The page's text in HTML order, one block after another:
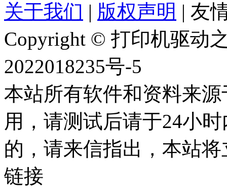
关于我们 | 版权声明 | 友
Copyright © 打印机驱动
2022018235号-5
本站所有软件和资料来
用，请测试后请于24小
的，请来信指出，本站
链接